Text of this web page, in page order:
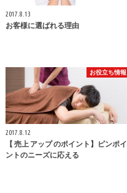
2017.8.13
お客様に選ばれる理由
お役立ち情報
2017.8.12
【 売上 アップ のポイント】ピンポイ
ントのニーズに応える